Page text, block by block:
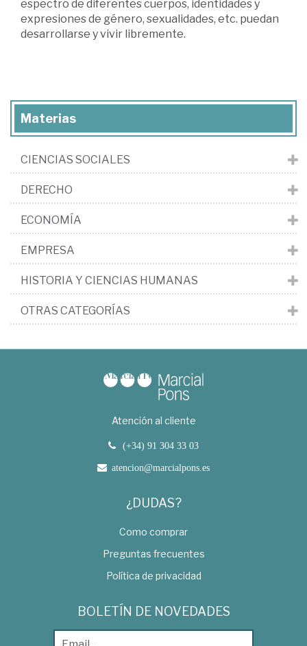
espectro de diferentes cuerpos, identidades y
expresiones de género, sexualidades, etc. puedan
desarrollarse y vivir libremente.
Materias
CIENCIAS SOCIALES
DERECHO
ECONOMÍA
EMPRESA
HISTORIA Y CIENCIAS HUMANAS
OTRAS CATEGORÍAS
Atención al cliente
(+34) 91 304 33 03
atencion@marcialpons.es
¿DUDAS?
Como comprar
Preguntas frecuentes
Política de privacidad
BOLETÍN DE NOVEDADES